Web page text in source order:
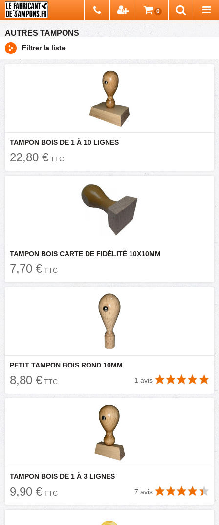
AUTRES TAMPONS
Filtrer la liste
TAMPON BOIS DE 1 À 10 LIGNES
22,80 € TTC
TAMPON BOIS CARTE DE FIDÉLITÉ 10X10MM
7,70 € TTC
PETIT TAMPON BOIS ROND 10MM
8,80 € TTC 1 avis
TAMPON BOIS DE 1 À 3 LIGNES
9,90 € TTC 7 avis
0
Chercher